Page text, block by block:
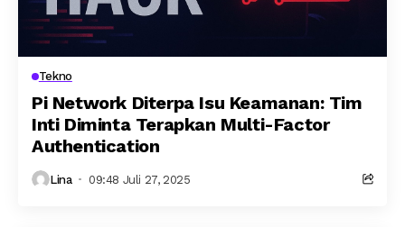
Tekno
Pi Network Diterpa Isu Keamanan: Tim
Inti Diminta Terapkan Multi-Factor
Authentication
Lina 09:48 Juli 27, 2025